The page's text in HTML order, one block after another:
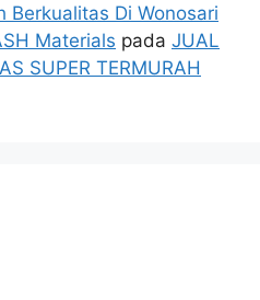
Berkualitas Di Wonosari
Materials pada JUAL
SUPER TERMURAH